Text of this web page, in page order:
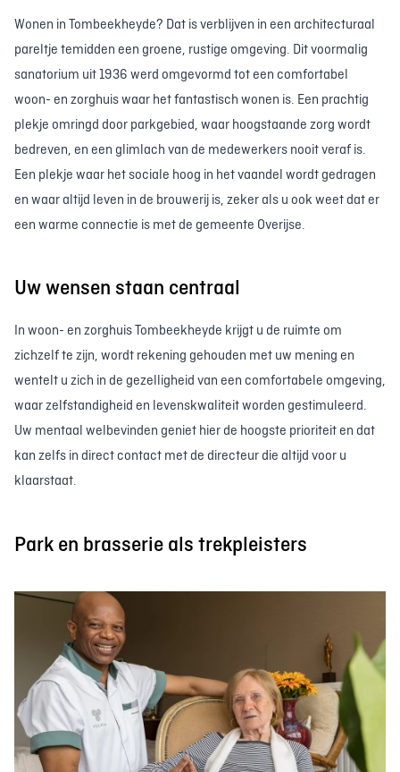
Wonen in Tombeekheyde? Dat is verblijven in een architecturaal
pareltje temidden een groene, rustige omgeving. Dit voormalig
sanatorium uit 1936 werd omgevormd tot een comfortabel
woon- en zorghuis waar het fantastisch wonen is. Een prachtig
plekje omringd door parkgebied, waar hoogstaande zorg wordt
bedreven, en een glimlach van de medewerkers nooit veraf is.
Een plekje waar het sociale hoog in het vaandel wordt gedragen
en waar altijd leven in de brouwerij is, zeker als u ook weet dat er
een warme connectie is met de gemeente Overijse.
Uw wensen staan centraal
In woon- en zorghuis Tombeekheyde krijgt u de ruimte om
zichzelf te zijn, wordt rekening gehouden met uw mening en
wentelt u zich in de gezelligheid van een comfortabele omgeving,
waar zelfstandigheid en levenskwaliteit worden gestimuleerd.
Uw mentaal welbevinden geniet hier de hoogste prioriteit en dat
kan zelfs in direct contact met de directeur die altijd voor u
klaarstaat.
Park en brasserie als trekpleisters